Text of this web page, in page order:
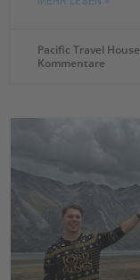
Pacific Travel House
Kommentare